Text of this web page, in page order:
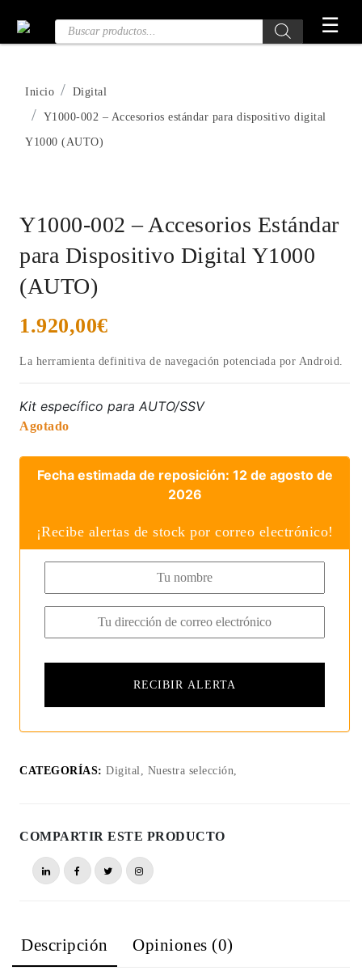
contenido
Búsqueda
☰
Inicio Digital
Y1000-002 – Accesorios estándar para dispositivo digital
Y1000 (AUTO)
Y1000-002 – Accesorios Estándar
para Dispositivo Digital Y1000
(AUTO)
1.920,00€
La herramienta definitiva de navegación potenciada por Android.
Kit específico para AUTO/SSV
Agotado
Fecha estimada de reposición: 12 de agosto de
2026
¡Recibe alertas de stock por correo electrónico!
CATEGORÍAS: Digital, Nuestra selección,
COMPARTIR ESTE PRODUCTO
Descripción Opiniones (0)